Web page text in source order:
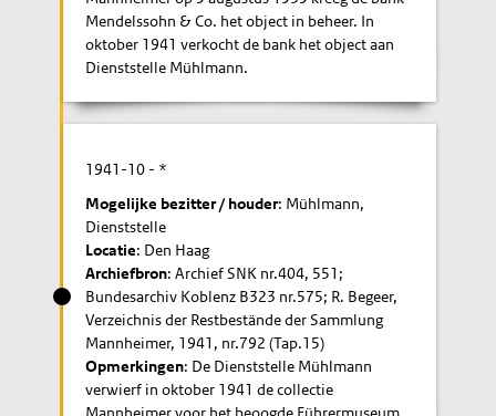
Mendelssohn & Co. het object in beheer. In
oktober 1941 verkocht de bank het object aan
Dienststelle Mühlmann.
1941-10 - *
Mogelijke bezitter / houder: Mühlmann,
Dienststelle
Locatie: Den Haag
Archiefbron: Archief SNK nr.404, 551;
Bundesarchiv Koblenz B323 nr.575; R. Begeer,
Verzeichnis der Restbestände der Sammlung
Mannheimer, 1941, nr.792 (Tap.15)
Opmerkingen: De Dienststelle Mühlmann
verwierf in oktober 1941 de collectie